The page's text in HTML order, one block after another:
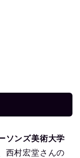
ソンズ美術大学
西村宏堂さんの